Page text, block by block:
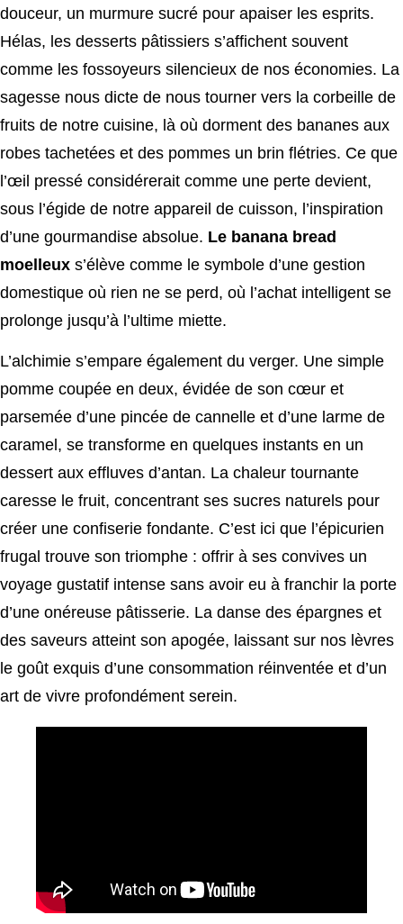
douceur, un murmure sucré pour apaiser les esprits.
Hélas, les desserts pâtissiers s’affichent souvent
comme les fossoyeurs silencieux de nos économies. La
sagesse nous dicte de nous tourner vers la corbeille de
fruits de notre cuisine, là où dorment des bananes aux
robes tachetées et des pommes un brin flétries. Ce que
l’œil pressé considérerait comme une perte devient,
sous l’égide de notre appareil de cuisson, l’inspiration
d’une gourmandise absolue. Le banana bread
moelleux s’élève comme le symbole d’une gestion
domestique où rien ne se perd, où l’achat intelligent se
prolonge jusqu’à l’ultime miette.
L’alchimie s’empare également du verger. Une simple
pomme coupée en deux, évidée de son cœur et
parsemée d’une pincée de cannelle et d’une larme de
caramel, se transforme en quelques instants en un
dessert aux effluves d’antan. La chaleur tournante
caresse le fruit, concentrant ses sucres naturels pour
créer une confiserie fondante. C’est ici que l’épicurien
frugal trouve son triomphe : offrir à ses convives un
voyage gustatif intense sans avoir eu à franchir la porte
d’une onéreuse pâtisserie. La danse des épargnes et
des saveurs atteint son apogée, laissant sur nos lèvres
le goût exquis d’une consommation réinventée et d’un
art de vivre profondément serein.